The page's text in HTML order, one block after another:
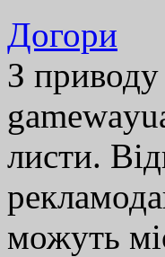
Догори
З приводу
листи.
можуть